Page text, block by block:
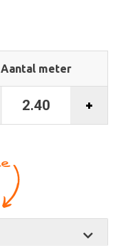
Aantal meter